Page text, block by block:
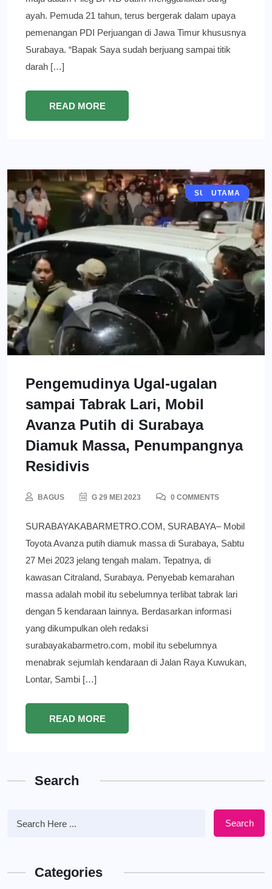
ayah. Pemuda 21 tahun, terus bergerak dalam upaya
pemenangan PDI Perjuangan di Jawa Timur khususnya
Surabaya. “Bapak Saya sudah berjuang sampai titik
darah […]
READ MORE
BERITA
SURABAYA
UTAMA
Pengemudinya Ugal-ugalan
sampai Tabrak Lari, Mobil
Avanza Putih di Surabaya
Diamuk Massa, Penumpangnya
Residivis
BAGUS G 29 MEI 2023 0 COMMENTS
SURABAYAKABARMETRO.COM, SURABAYA– Mobil
Toyota Avanza putih diamuk massa di Surabaya, Sabtu
27 Mei 2023 jelang tengah malam. Tepatnya, di
kawasan Citraland, Surabaya. Penyebab kemarahan
massa adalah mobil itu sebelumnya terlibat tabrak lari
dengan 5 kendaraan lainnya. Berdasarkan informasi
yang dikumpulkan oleh redaksi
surabayakabarmetro.com, mobil itu sebelumnya
menabrak sejumlah kendaraan di Jalan Raya Kuwukan,
Lontar, Sambi […]
READ MORE
Search
Search
Categories